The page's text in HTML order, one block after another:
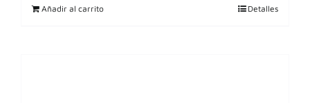
Añadir al carrito Detalles